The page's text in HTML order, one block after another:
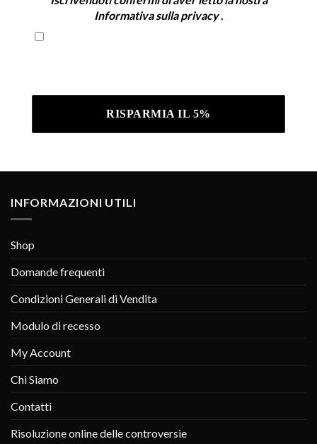
Informativa sulla privacy
INFORMAZIONI UTILI
Shop
Domande frequenti
Condizioni Generali di Vendita
Modulo di recesso
My Account
Chi Siamo
Contatti
Risoluzione online delle controversie